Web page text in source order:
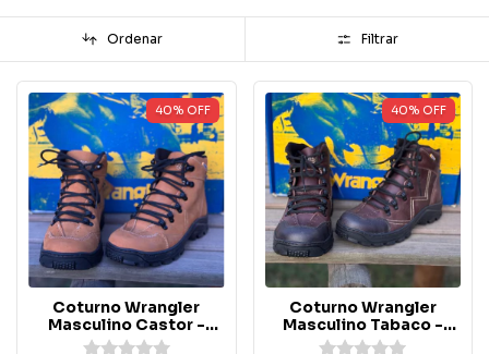
Ordenar Filtrar
40% OFF
Coturno Wrangler
Masculino Castor -
WM93TN
40% OFF
Coturno Wrangler
Masculino Tabaco -
WM92TN